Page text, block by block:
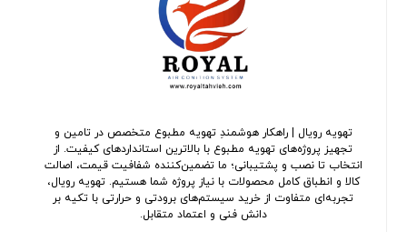
تهویه رویال | راهکار هوشمندِ تهویه مطبوع متخصص در تامین و
تجهیز پروژه‌های تهویه مطبوع با بالاترین استانداردهای کیفیت. از
انتخاب تا نصب و پشتیبانی؛ ما تضمین‌کننده شفافیت قیمت، اصالت
کالا و انطباق کامل محصولات با نیاز پروژه شما هستیم. تهویه رویال،
تجربه‌ای متفاوت از خرید سیستم‌های برودتی و حرارتی با تکیه بر
دانش فنی و اعتماد متقابل.